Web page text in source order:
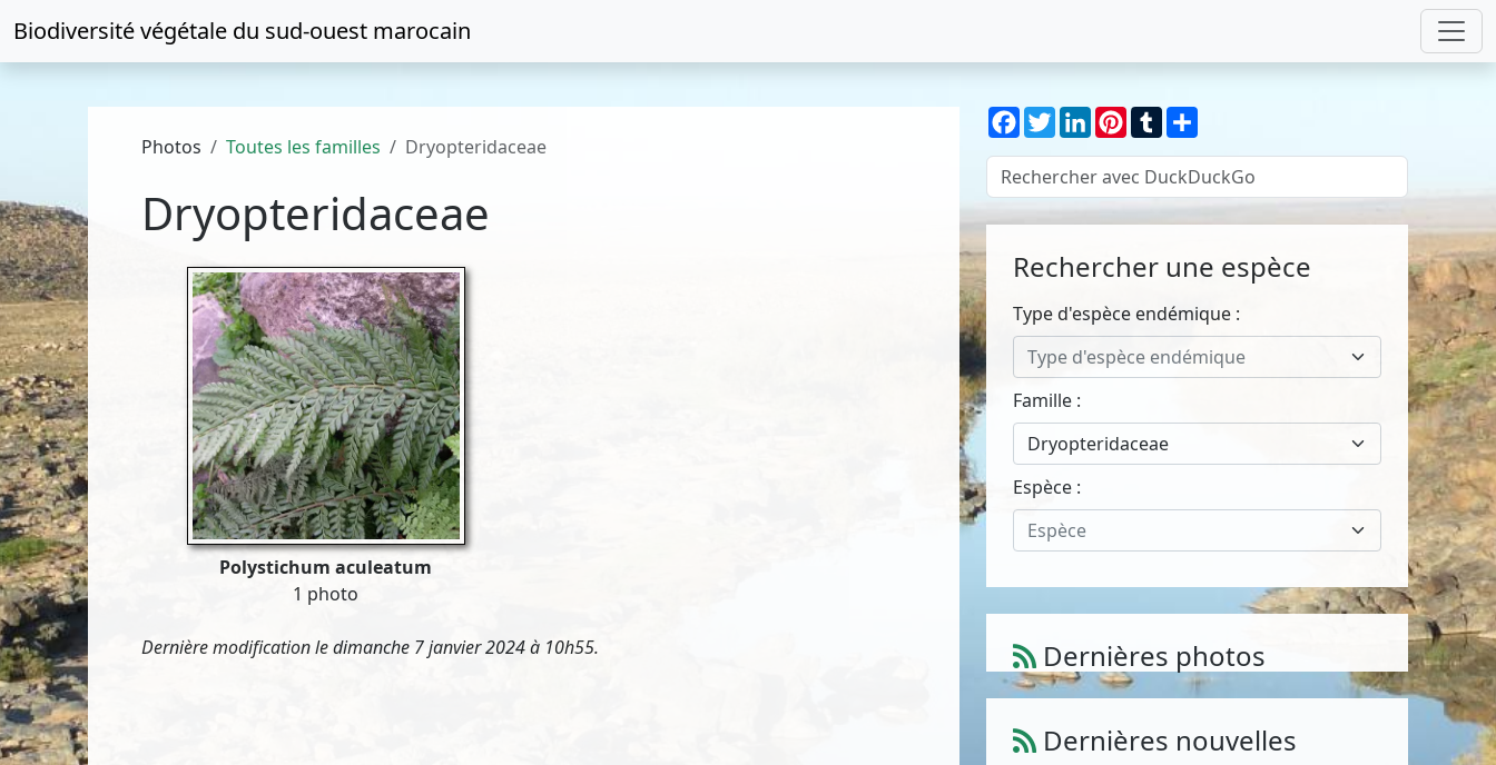
Biodiversité végétale du sud-ouest marocain
Photos Toutes les familles Dryopteridaceae
Dryopteridaceae
Polystichum aculeatum
1 photo
Dernière modification le dimanche 7 janvier 2024 à 10h55.
Facebook
TwitterLinkedInPinterest
TumblrPartager
Rechercher une espèce
Type d'espèce endémique :
Type d'espèce endémique
Famille :
Dryopteridaceae
Espèce :
Espèce
Dernières photos
Amaranthus muricatus (Moq.) Hieron.
Dernières nouvelles